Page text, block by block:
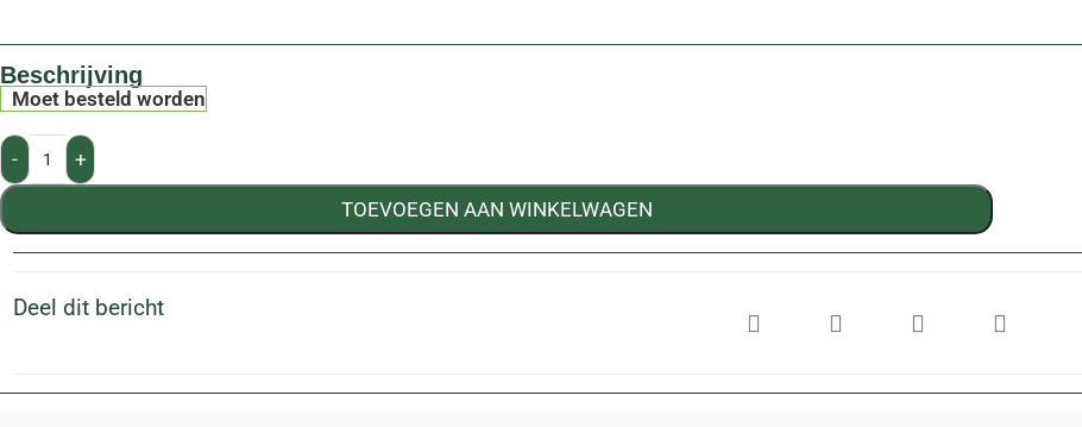
Beschrijving
Moet besteld worden
- +
TOEVOEGEN AAN WINKELWAGEN
Deel dit bericht